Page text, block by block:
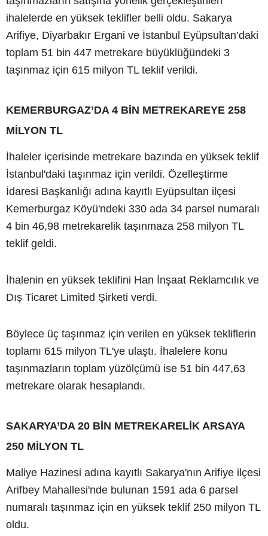
ihalelerde en yüksek teklifler belli oldu. Sakarya
Arifiye, Diyarbakır Ergani ve İstanbul Eyüpsultan’daki
toplam 51 bin 447 metrekare büyüklüğündeki 3
taşınmaz için 615 milyon TL teklif verildi.
KEMERBURGAZ’DA 4 BİN METREKAREYE 258
MİLYON TL
İhaleler içerisinde metrekare bazında en yüksek teklif
İstanbul'daki taşınmaz için verildi. Özelleştirme
İdaresi Başkanlığı adına kayıtlı Eyüpsultan ilçesi
Kemerburgaz Köyü'ndeki 330 ada 34 parsel numaralı
4 bin 46,98 metrekarelik taşınmaza 258 milyon TL
teklif geldi.
İhalenin en yüksek teklifini Han İnşaat Reklamcılık ve
Dış Ticaret Limited Şirketi verdi.
Böylece üç taşınmaz için verilen en yüksek tekliflerin
toplamı 615 milyon TL'ye ulaştı. İhalelere konu
taşınmazların toplam yüzölçümü ise 51 bin 447,63
metrekare olarak hesaplandı.
SAKARYA’DA 20 BİN METREKARELİK ARSAYA
250 MİLYON TL
Maliye Hazinesi adına kayıtlı Sakarya'nın Arifiye ilçesi
Arifbey Mahallesi'nde bulunan 1591 ada 6 parsel
numaralı taşınmaz için en yüksek teklif 250 milyon TL
oldu.